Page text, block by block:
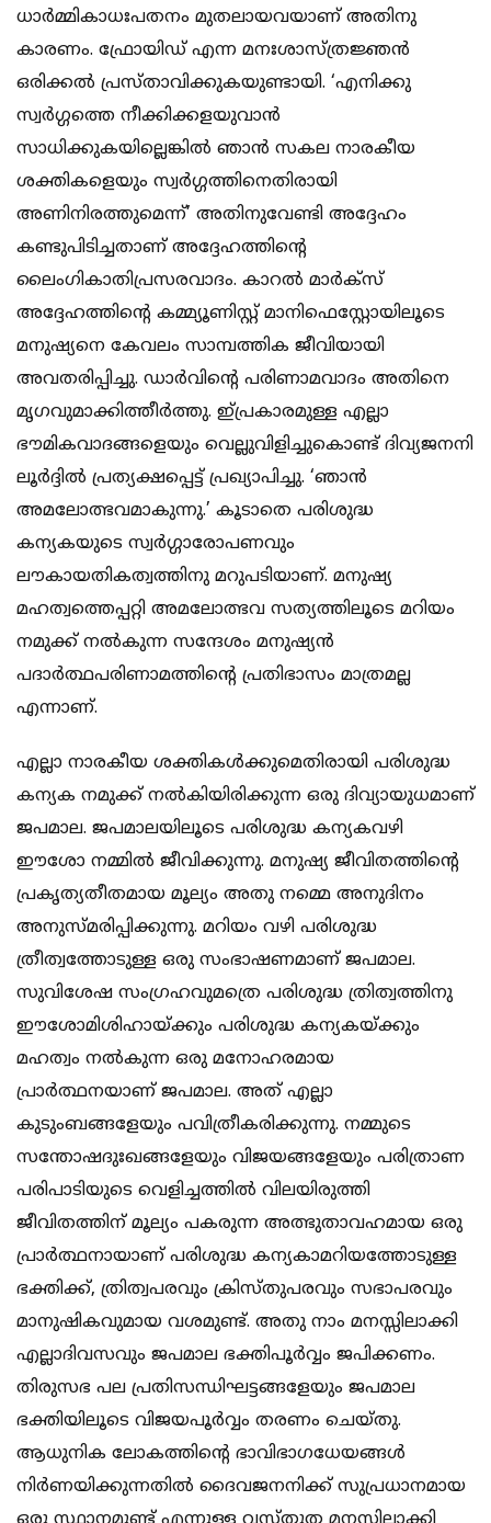
ധാര്‍മ്മികാധഃപതനം മുതലായവയാണ് അതിനു
കാരണം. ഫ്രോയിഡ് എന്ന മനഃശാസ്ത്രജ്ഞന്‍
ഒരിക്കല്‍ പ്രസ്താവിക്കുകയുണ്ടായി. ‘എനിക്കു
സ്വര്‍ഗ്ഗത്തെ നീക്കിക്കളയുവാന്‍
സാധിക്കുകയില്ലെങ്കില്‍ ഞാന്‍ സകല നാരകീയ
ശക്തികളെയും സ്വര്‍ഗ്ഗത്തിനെതിരായി
അണിനിരത്തുമെന്ന്’ അതിനുവേണ്ടി അദ്ദേഹം
കണ്ടുപിടിച്ചതാണ് അദ്ദേഹത്തിന്റെ
ലൈംഗികാതിപ്രസരവാദം. കാറല്‍ മാര്‍ക്‌സ്
അദ്ദേഹത്തിന്റെ കമ്മ്യൂണിസ്റ്റ് മാനിഫെസ്റ്റോയിലൂടെ
മനുഷ്യനെ കേവലം സാമ്പത്തിക ജീവിയായി
അവതരിപ്പിച്ചു. ഡാര്‍വിന്റെ പരിണാമവാദം അതിനെ
മൃഗവുമാക്കിത്തീര്‍ത്തു. ഇ്പ്രകാരമുള്ള എല്ലാ
ഭൗമികവാദങ്ങളെയും വെല്ലുവിളിച്ചുകൊണ്ട് ദിവ്യജനനി
ലൂര്‍ദ്ദില്‍ പ്രത്യക്ഷപ്പെട്ട് പ്രഖ്യാപിച്ചു. ‘ഞാന്‍
അമലോത്ഭവമാകുന്നു.’ കൂടാതെ പരിശുദ്ധ
കന്യകയുടെ സ്വര്‍ഗ്ഗാരോപണവും
ലൗകായതികത്വത്തിനു മറുപടിയാണ്. മനുഷ്യ
മഹത്വത്തെപ്പറ്റി അമലോത്ഭവ സത്യത്തിലൂടെ മറിയം
നമുക്ക് നല്‍കുന്ന സന്ദേശം മനുഷ്യന്‍
പദാര്‍ത്ഥപരിണാമത്തിന്റെ പ്രതിഭാസം മാത്രമല്ല
എന്നാണ്.
എല്ലാ നാരകീയ ശക്തികള്‍ക്കുമെതിരായി പരിശുദ്ധ
കന്യക നമുക്ക് നല്‍കിയിരിക്കുന്ന ഒരു ദിവ്യായുധമാണ്
ജപമാല. ജപമാലയിലൂടെ പരിശുദ്ധ കന്യകവഴി
ഈശോ നമ്മില്‍ ജീവിക്കുന്നു. മനുഷ്യ ജീവിതത്തിന്റെ
പ്രകൃത്യതീതമായ മൂല്യം അതു നമ്മെ അനുദിനം
അനുസ്മരിപ്പിക്കുന്നു. മറിയം വഴി പരിശുദ്ധ
ത്രീത്വത്തോടുള്ള ഒരു സംഭാഷണമാണ് ജപമാല.
സുവിശേഷ സംഗ്രഹവുമത്രെ പരിശുദ്ധ ത്രിത്വത്തിനു
ഈശോമിശിഹായ്ക്കും പരിശുദ്ധ കന്യകയ്ക്കും
മഹത്വം നല്‍കുന്ന ഒരു മനോഹരമായ
പ്രാര്‍ത്ഥനയാണ് ജപമാല. അത് എല്ലാ
കുടുംബങ്ങളേയും പവിത്രീകരിക്കുന്നു. നമ്മുടെ
സന്തോഷദുഃഖങ്ങളേയും വിജയങ്ങളേയും പരിത്രാണ
പരിപാടിയുടെ വെളിച്ചത്തില്‍ വിലയിരുത്തി
ജീവിതത്തിന് മൂല്യം പകരുന്ന അത്ഭുതാവഹമായ ഒരു
പ്രാര്‍ത്ഥനായാണ് പരിശുദ്ധ കന്യകാമറിയത്തോടുള്ള
ഭക്തിക്ക്, ത്രിത്വപരവും ക്രിസ്തുപരവും സഭാപരവും
മാനുഷികവുമായ വശമുണ്ട്. അതു നാം മനസ്സിലാക്കി
എല്ലാദിവസവും ജപമാല ഭക്തിപൂര്‍വ്വം ജപിക്കണം.
തിരുസഭ പല പ്രതിസന്ധിഘട്ടങ്ങളേയും ജപമാല
ഭക്തിയിലൂടെ വിജയപൂര്‍വ്വം തരണം ചെയ്തു.
ആധുനിക ലോകത്തിന്റെ ഭാവിഭാഗധേയങ്ങള്‍
നിര്‍ണയിക്കുന്നതില്‍ ദൈവജനനിക്ക് സുപ്രധാനമായ